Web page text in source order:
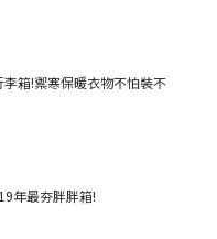
箱!禦寒保暖衣物不怕裝不
年最夯胖胖箱!